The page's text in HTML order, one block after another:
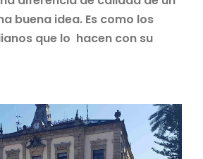
buena idea. Es como los
que lo hacen con su